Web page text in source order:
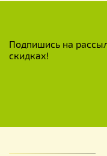
Подпишись на
скидках!